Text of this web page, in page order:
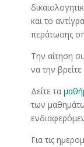
και το
περάτωσης
Την αίτηση
να την
Δείτε τα
των
Για τις